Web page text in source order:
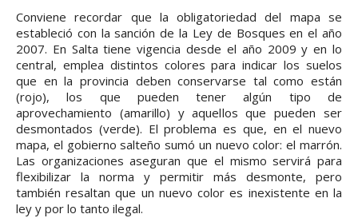
Conviene recordar que la obligatoriedad del mapa se
estableció con la sanción de la Ley de Bosques en el año
2007. En Salta tiene vigencia desde el año 2009 y en lo
central, emplea distintos colores para indicar los suelos
que en la provincia deben conservarse tal como están
(rojo), los que pueden tener algún tipo de
aprovechamiento (amarillo) y aquellos que pueden ser
desmontados (verde). El problema es que, en el nuevo
mapa, el gobierno salteño sumó un nuevo color: el marrón.
Las organizaciones aseguran que el mismo servirá para
flexibilizar la norma y permitir más desmonte, pero
también resaltan que un nuevo color es inexistente en la
ley y por lo tanto ilegal.